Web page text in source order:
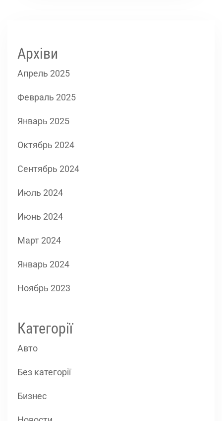
Архіви
Апрель 2025
Февраль 2025
Январь 2025
Октябрь 2024
Сентябрь 2024
Июль 2024
Июнь 2024
Март 2024
Январь 2024
Ноябрь 2023
Категорії
Авто
Без категорії
Бизнес